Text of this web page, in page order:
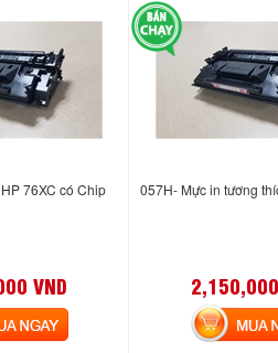
76XC có Chip
VND
057H- Mực in tương
MUA